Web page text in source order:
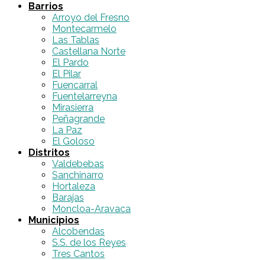
Barrios
Arroyo del Fresno
Montecarmelo
Las Tablas
Castellana Norte
El Pardo
El Pilar
Fuencarral
Fuentelarreyna
Mirasierra
Peñagrande
La Paz
El Goloso
Distritos
Valdebebas
Sanchinarro
Hortaleza
Barajas
Moncloa-Aravaca
Municipios
Alcobendas
S.S. de los Reyes
Tres Cantos